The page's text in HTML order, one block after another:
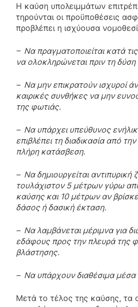
Η καύση υπολειμμάτων
τηρούνται οι προϋποθέσεις
προβλέπει η ισχύουσα
– Nα πραγματοποιείται κατά
να ολοκληρώνεται πριν τη δύση
– Να μην επικρατούν ισχυροί
καιρικές συνθήκες να μην
της φωτιάς.
– Να υπάρχει υπεύθυνος
επιβλέπει τη διαδικασία από
πλήρη κατάσβεση.
– Να δημιουργείται
τουλάχιστον 5 μέτρων γύρω
καύσης και 10 μέτρων αν
δάσος ή δασική έκταση.
– Να λαμβάνεται μέριμνα για
εδάφους προς την πλευρά της
βλάστησης.
– Να υπάρχουν διαθέσιμα
Μετά το τέλος της καύσης, τα